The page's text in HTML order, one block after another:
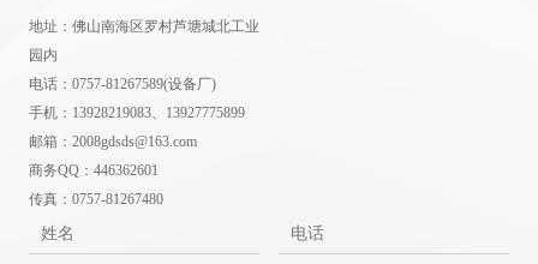
地址：佛山南海区罗村芦塘城北工业
园内
电话：0757-81267589(设备厂)
手机：13928219083、13927775899
邮箱：2008gdsds@163.com
商务QQ：446362601
传真：0757-81267480